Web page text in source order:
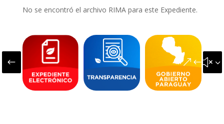
No se encontró el archivo RIMA para este Expediente.
#